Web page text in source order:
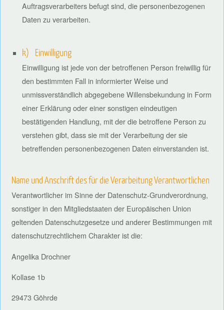
Auftragsverarbeiters befugt sind, die personenbezogenen
Daten zu verarbeiten.
k) Einwilligung
Einwilligung ist jede von der betroffenen Person freiwillig für
den bestimmten Fall in informierter Weise und
unmissverständlich abgegebene Willensbekundung in Form
einer Erklärung oder einer sonstigen eindeutigen
bestätigenden Handlung, mit der die betroffene Person zu
verstehen gibt, dass sie mit der Verarbeitung der sie
betreffenden personenbezogenen Daten einverstanden ist.
Name und Anschrift des für die Verarbeitung Verantwortlichen
Verantwortlicher im Sinne der Datenschutz-Grundverordnung,
sonstiger in den Mitgliedstaaten der Europäischen Union
geltenden Datenschutzgesetze und anderer Bestimmungen mit
datenschutzrechtlichem Charakter ist die:
Angelika Drochner
Kollase 1b
29473 Göhrde